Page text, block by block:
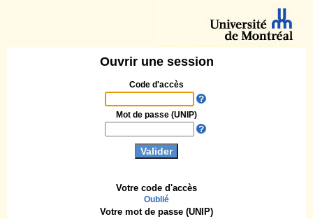
Ouvrir une session
Code d'accès
Votre code d'accès
Oublié
Mot de passe (UNIP)
Votre mot de passe (UNIP)